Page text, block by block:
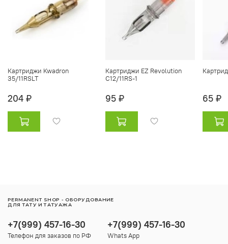
Картриджи Kwadron
35/11RSLT
204 ₽
Картриджи EZ Revolution
C12/11RS-1
95 ₽ 65 ₽
+7(999) 457-16-30
Телефон для заказов по РФ
+7(999) 457-16-30
Whats App
PERMANENT SHOP - ОБОРУДОВАНИЕ
ДЛЯ ТАТУ И ТАТУАЖА